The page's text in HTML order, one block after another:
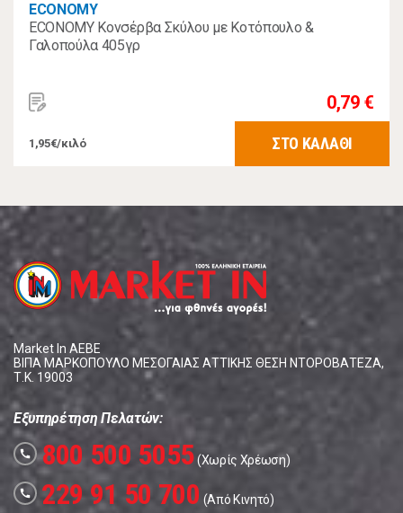
ECONOMY
ECONOMY Κονσέρβα Σκύλου με Κοτόπουλο &
Γαλοπούλα 405γρ
0,79 €
1,95€/κιλό ΣΤΟ ΚΑΛΑΘΙ
Market In ΑΕΒΕ
ΒΙΠΑ ΜΑΡΚΟΠΟΥΛΟ ΜΕΣΟΓΑΙΑΣ ΑΤΤΙΚΗΣ ΘΕΣΗ ΝΤΟΡΟΒΑΤΕΖΑ,
Τ.Κ. 19003
Εξυπηρέτηση Πελατών:
call 800 500 5055(Χωρίς Χρέωση)
call 229 91 50 700 (Από Κινητό)